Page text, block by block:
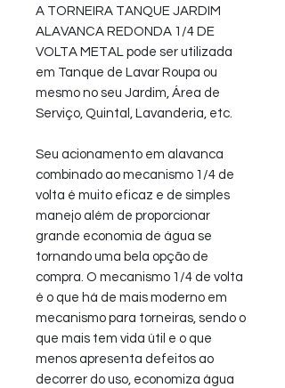
A TORNEIRA TANQUE JARDIM
ALAVANCA REDONDA 1/4 DE
VOLTA METAL pode ser utilizada
em Tanque de Lavar Roupa ou
mesmo no seu Jardim, Área de
Serviço, Quintal, Lavanderia, etc.
Seu acionamento em alavanca
combinado ao mecanismo 1/4 de
volta é muito eficaz e de simples
manejo além de proporcionar
grande economia de água se
tornando uma bela opção de
compra. O mecanismo 1/4 de volta
é o que há de mais moderno em
mecanismo para torneiras, sendo o
que mais tem vida útil e o que
menos apresenta defeitos ao
decorrer do uso, economiza água